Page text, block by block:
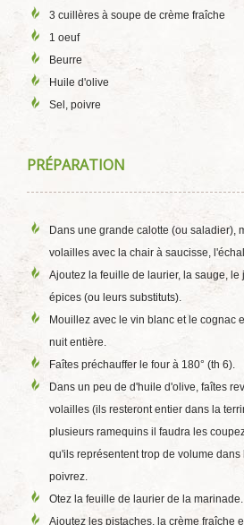
3 cuillères à soupe de crème fraîche
1 oeuf
Beurre
Huile d'olive
Sel, poivre
PRÉPARATION
Dans une grande calotte (ou saladier),
volailles avec la chair à saucisse,
Ajoutez la feuille de laurier, la sauge, le
épices (ou leurs substituts).
Mouillez avec le vin blanc et le cognac
nuit entière.
Faîtes préchauffer le four à 180° (th 6).
Dans un peu de d'huile d'olive, faîtes
volailles (ils resteront entier dans la
plusieurs ramequins il faudra les
qu'ils représentent trop de volume
poivrez.
Otez la feuille de laurier de la marinade.
Ajoutez les pistaches, la crème fraîche